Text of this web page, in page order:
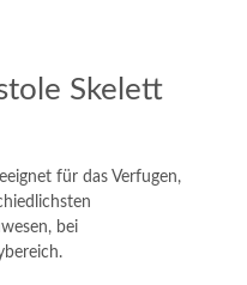
Skelett
für das Verfugen,
bei